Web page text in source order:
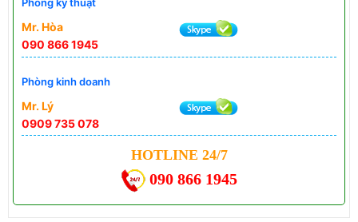
Mr. Hòa
090 866 1945
Phòng kinh doanh
Mr. Lý
0909 735 078
HOTLINE 24/7
090 866 1945